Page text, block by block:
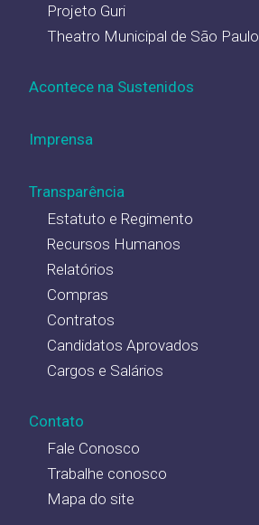
Projeto Guri
Theatro Municipal de São Paulo
Acontece na Sustenidos
Imprensa
Transparência
Estatuto e Regimento
Recursos Humanos
Relatórios
Compras
Contratos
Candidatos Aprovados
Cargos e Salários
Contato
Fale Conosco
Trabalhe conosco
Mapa do site